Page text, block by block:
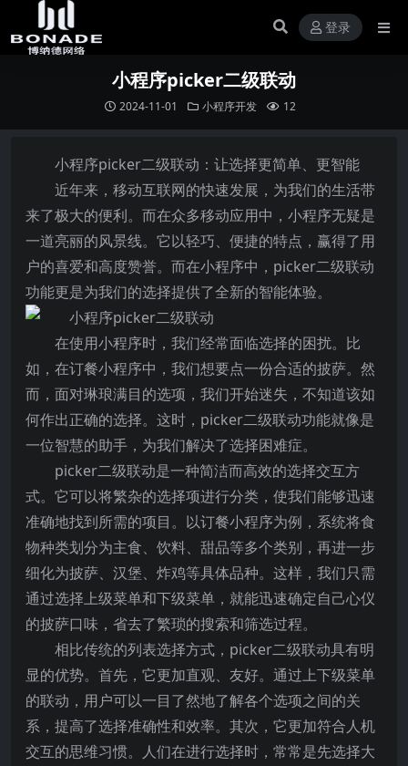
登录
小程序picker二级联动
2024-11-01 小程序开发 12
小程序picker二级联动：让选择更简单、更智能
近年来，移动互联网的快速发展，为我们的生活带
来了极大的便利。而在众多移动应用中，小程序无疑是
一道亮丽的风景线。它以轻巧、便捷的特点，赢得了用
户的喜爱和高度赞誉。而在小程序中，picker二级联动
功能更是为我们的选择提供了全新的智能体验。
在使用小程序时，我们经常面临选择的困扰。比
如，在订餐小程序中，我们想要点一份合适的披萨。然
而，面对琳琅满目的选项，我们开始迷失，不知道该如
何作出正确的选择。这时，picker二级联动功能就像是
一位智慧的助手，为我们解决了选择困难症。
picker二级联动是一种简洁而高效的选择交互方
式。它可以将繁杂的选择项进行分类，使我们能够迅速
准确地找到所需的项目。以订餐小程序为例，系统将食
物种类划分为主食、饮料、甜品等多个类别，再进一步
细化为披萨、汉堡、炸鸡等具体品种。这样，我们只需
通过选择上级菜单和下级菜单，就能迅速确定自己心仪
的披萨口味，省去了繁琐的搜索和筛选过程。
相比传统的列表选择方式，picker二级联动具有明
显的优势。首先，它更加直观、友好。通过上下级菜单
的联动，用户可以一目了然地了解各个选项之间的关
系，提高了选择准确性和效率。其次，它更加符合人机
交互的思维习惯。人们在进行选择时，常常是先选择大